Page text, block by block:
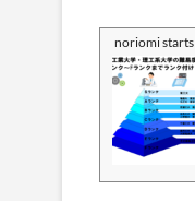
noriomi starts